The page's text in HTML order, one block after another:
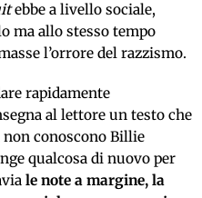
ebbe a livello sociale,
ma allo stesso tempo
l’orrore del razzismo.
rapidamente
al lettore un testo che
non conoscono Billie
qualcosa di nuovo per
le note a margine, la